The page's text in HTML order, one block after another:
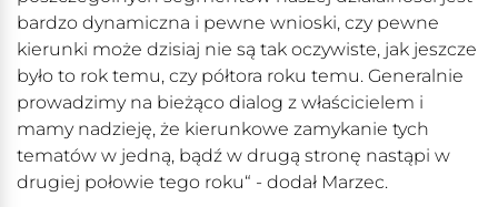
bardzo dynamiczna i pewne wnioski, czy pewne
kierunki może dzisiaj nie są tak oczywiste, jak jeszcze
było to rok temu, czy półtora roku temu. Generalnie
prowadzimy na bieżąco dialog z właścicielem i
mamy nadzieję, że kierunkowe zamykanie tych
tematów w jedną, bądź w drugą stronę nastąpi w
drugiej połowie tego roku“ - dodał Marzec.